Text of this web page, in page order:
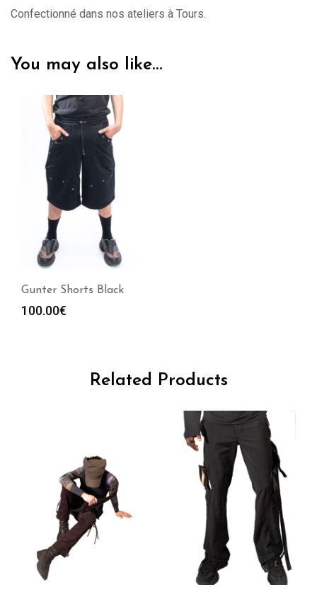
Confectionné dans nos ateliers à Tours.
You may also like…
Gunter Shorts Black
100.00€
Related Products